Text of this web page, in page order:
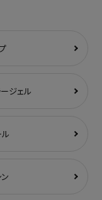
ジェル